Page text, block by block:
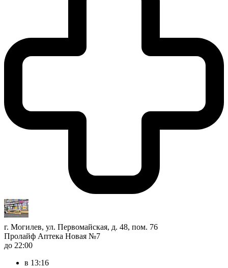
г. Могилев, ул. Первомайская, д. 48, пом. 76
Пролайф Аптека Новая №7
до 22:00
в 13:16